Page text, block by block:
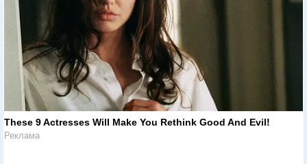
These 9 Actresses Will Make You Rethink Good And Evil!
Реклама